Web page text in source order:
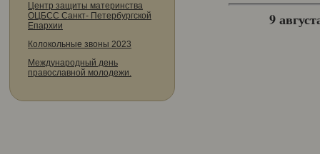
Центр защиты материнства
ОЦБСС Санкт- Петербургской
Епархии
Колокольные звоны 2023
Международный день
православной молодежи.
9